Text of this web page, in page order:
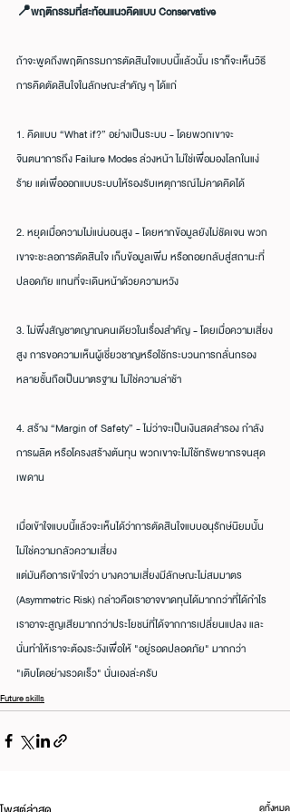
📍พฤติกรรมที่สะท้อนแนวคิดแบบ Conservative
ถ้าจะพูดถึงพฤติกรรมการตัดสินใจแบบนี้แล้วนั้น เราก็จะเห็นวิธี
การคิดตัดสินใจในลักษณะสำคัญ ๆ ได้แก่
1. คิดแบบ “What if?” อย่างเป็นระบบ - โดยพวกเขาจะ
จินตนาการถึง Failure Modes ล่วงหน้า ไม่ใช่เพื่อมองโลกในแง่
ร้าย แต่เพื่อออกแบบระบบให้รองรับเหตุการณ์ไม่คาดคิดได้
2. หยุดเมื่อความไม่แน่นอนสูง - โดยหากข้อมูลยังไม่ชัดเจน พวก
เขาจะชะลอการตัดสินใจ เก็บข้อมูลเพิ่ม หรือถอยกลับสู่สถานะที่
ปลอดภัย แทนที่จะเดินหน้าด้วยความหวัง
3. ไม่พึ่งสัญชาตญาณคนเดียวในเรื่องสำคัญ - โดยเมื่อความเสี่ยง
สูง การขอความเห็นผู้เชี่ยวชาญหรือใช้กระบวนการกลั่นกรอง
หลายชั้นถือเป็นมาตรฐาน ไม่ใช่ความล่าช้า
4. สร้าง “Margin of Safety” - ไม่ว่าจะเป็นเงินสดสำรอง กำลัง
การผลิต หรือโครงสร้างต้นทุน พวกเขาจะไม่ใช้ทรัพยากรจนสุด
เพดาน
เมื่อเข้าใจแบบนี้แล้วจะเห็นได้ว่าการตัดสินใจแบบอนุรักษ์นิยมนั้น
ไม่ใช่ความกลัวความเสี่ยง
แต่มันคือการเข้าใจว่า บางความเสี่ยงมีลักษณะไม่สมมาตร
(Asymmetric Risk) กล่าวคือเราอาจขาดทุนได้มากกว่าที่ได้กำไร
เราอาจะสูญเสียมากกว่าประโยชน์ที่ได้จากการเปลี่ยนแปลง และ
นั่นทำให้เราจะต้องระวังเพื่อให้ "อยู่รอดปลอดภัย" มากกว่า
"เติบโตอย่างรวดเร็ว" นั่นเองล่ะครับ
Future skills
ดูทั้งหมด